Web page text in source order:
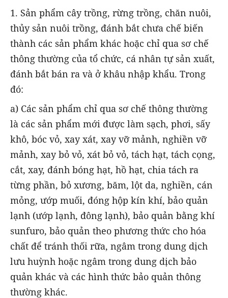
1. Sản phẩm cây trồng, rừng trồng, chăn nuôi,
thủy sản nuôi trồng, đánh bắt chưa chế biến
thành các sản phẩm khác hoặc chỉ qua sơ chế
thông thường của tổ chức, cá nhân tự sản xuất,
đánh bắt bán ra và ở khâu nhập khẩu. Trong
đó:
a) Các sản phẩm chỉ qua sơ chế thông thường
là các sản phẩm mới được làm sạch, phơi, sấy
khô, bóc vỏ, xay xát, xay vỡ mảnh, nghiền vỡ
mảnh, xay bỏ vỏ, xát bỏ vỏ, tách hạt, tách cọng,
cắt, xay, đánh bóng hạt, hồ hạt, chia tách ra
từng phần, bỏ xương, băm, lột da, nghiền, cán
mỏng, ướp muối, đóng hộp kín khí, bảo quản
lạnh (ướp lạnh, đông lạnh), bảo quản bằng khí
sunfuro, bảo quản theo phương thức cho hóa
chất để tránh thối rữa, ngâm trong dung dịch
lưu huỳnh hoặc ngâm trong dung dịch bảo
quản khác và các hình thức bảo quản thông
thường khác.